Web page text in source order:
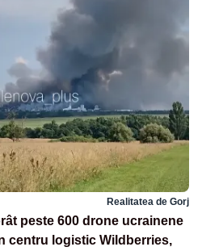
Realitatea de Gorj
peste 600 drone ucrainene
centru logistic Wildberries,